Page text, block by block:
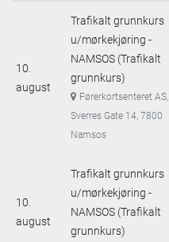
10.
august
Trafikalt grunnkurs
u/mørkekjøring -
NAMSOS (Trafikalt
grunnkurs)
Førerkortsenteret AS,
Sverres Gate 14, 7800
Namsos
10.
august
Trafikalt grunnkurs
u/mørkekjøring -
NAMSOS (Trafikalt
grunnkurs)